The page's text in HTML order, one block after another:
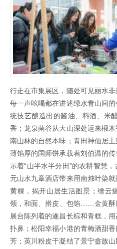
行走在市集展区，随处可见丽水
每一声吆喝都在讲述绿水青山间
统技艺酿造出的酱油、料酒、米
香；龙泉菌谷从大山深处运来椴
南山林的自然本味；青田神仙居
薄馅厚的国师饼承载着刘伯温的
示着“山半水半分田”的农耕智慧
元山水九章酒店带来用南烛叶染
黄粿，揭开山居生活图景；缙云
领，和面、擀皮、包馅……金黄酥
展台陈列着的遂昌长棕和青糕，
扑鼻；松阳幸福小港的青梅酒甜
芳；英川粉皮干凝结了景宁畲族